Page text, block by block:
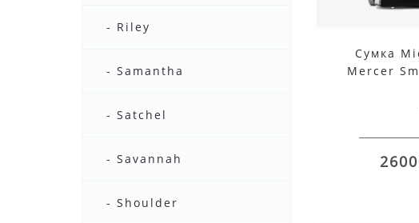
- Riley
- Samantha
- Satchel
- Savannah
- Shoulder
Сумка
Mercer